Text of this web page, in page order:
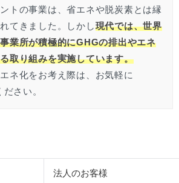
トの事業は、省エネや脱炭素とは縁
てきました。しかし現代では、世界
業所が積極的にGHGの排出やエネ
取り組みを実施しています。
ネ化をお考え際は、お気軽に
さい。
法人のお客様